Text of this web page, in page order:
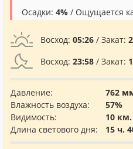
Осадки: 4% / Ощущается
Восход: 05:26 / Закат:
Восход: 23:58 / Закат:
Давление:
762
Влажность воздуха:
57%
Видимость:
10 км.
Длина светового дня:
15 ч.